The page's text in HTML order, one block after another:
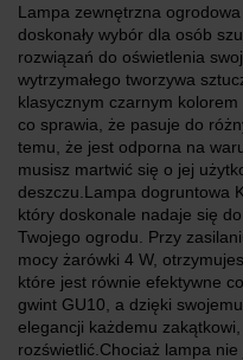
Lampa zewnętrzna
doskonały wybór dla osób
rozwiązań do oświetlenia
wytrzymałego tworzywa
klasycznym czarnym
co sprawia, że pasuje do
temu, że jest odporna na
musisz martwić się o jej
deszczu.Lampa dogruntowa
który doskonale nadaje się
Twojego ogrodu. Przy
mocy żarówki 4 W,
które jest równie efektywne
gwint GU10, a dzięki
elegancji każdemu
rozświetlić.Chociaż lampa nie